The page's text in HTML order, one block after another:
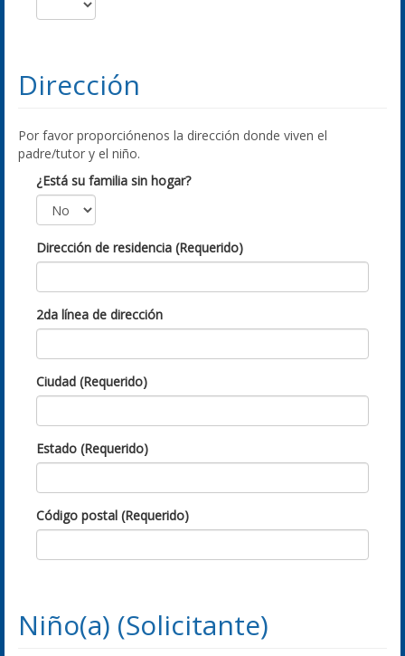
Dirección
Por favor proporciónenos la dirección donde viven el
padre/tutor y el niño.
¿Está su familia sin hogar?
Dirección de residencia (Requerido)
2da línea de dirección
Ciudad (Requerido)
Estado (Requerido)
Código postal (Requerido)
Niño(a) (Solicitante)